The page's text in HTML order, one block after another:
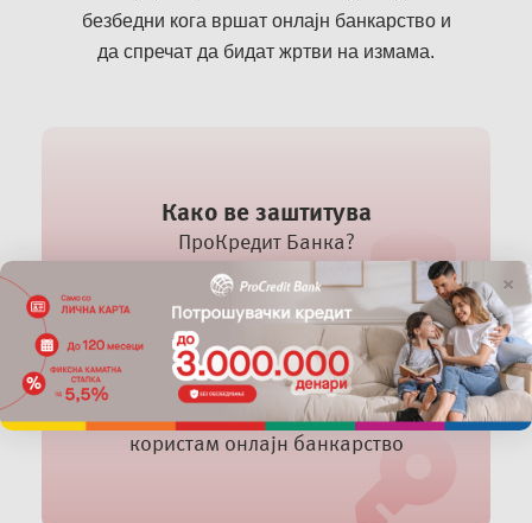
безбедни кога вршат онлајн банкарство и
да спречат да бидат жртви на измама.
Како ве заштитува
ПроКредит Банка?
Како да се заштитам кога
користам онлајн банкарство
×